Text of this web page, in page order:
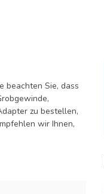
beachten Sie, dass
zu bestellen,
wir Ihnen,